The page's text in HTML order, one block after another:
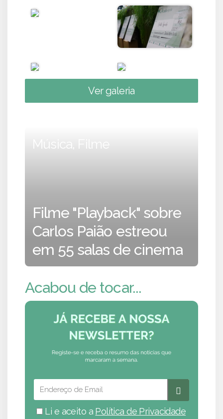
Ver galeria
Música, Filme
Filme "Playback" sobre
Carlos Paião estreou
em 55 salas de cinema
Acabou de tocar...
Li e aceito a Política de Privacidade